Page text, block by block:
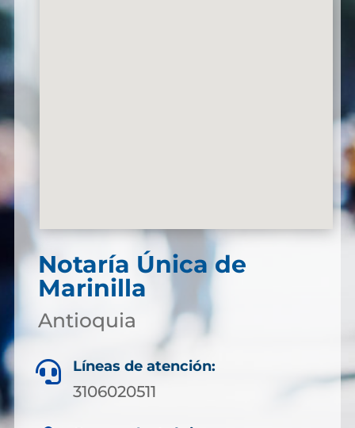
Notaría Única de
Marinilla
Antioquia
 Líneas de atención:
3106020511